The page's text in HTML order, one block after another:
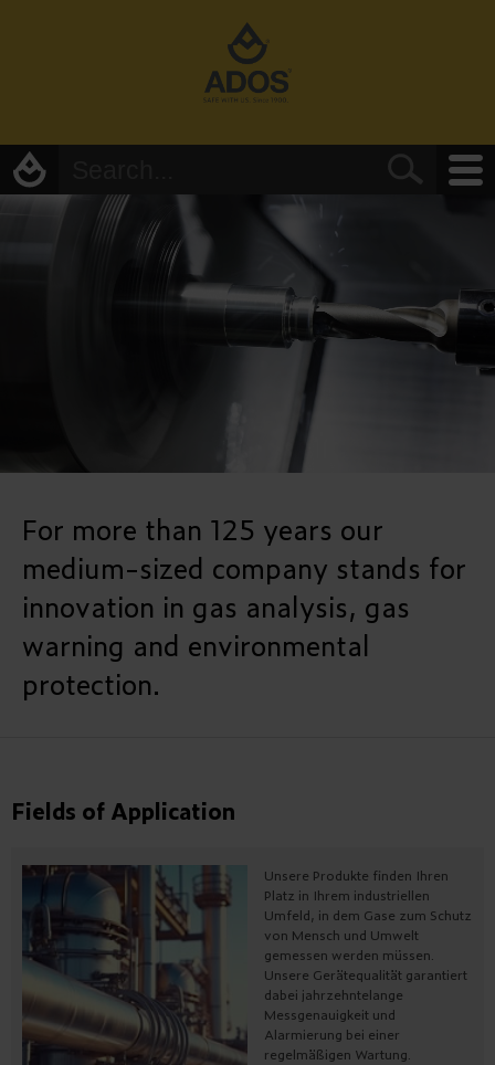
For more than 125 years our
medium-sized company stands for
innovation in gas analysis, gas
warning and environmental
protection.
Fields of Application
Unsere Produkte finden Ihren
Platz in Ihrem industriellen
Umfeld, in dem Gase zum Schutz
von Mensch und Umwelt
gemessen werden müssen.
Unsere Gerätequalität garantiert
dabei jahrzehntelange
Messgenauigkeit und
Alarmierung bei einer
regelmäßigen Wartung.